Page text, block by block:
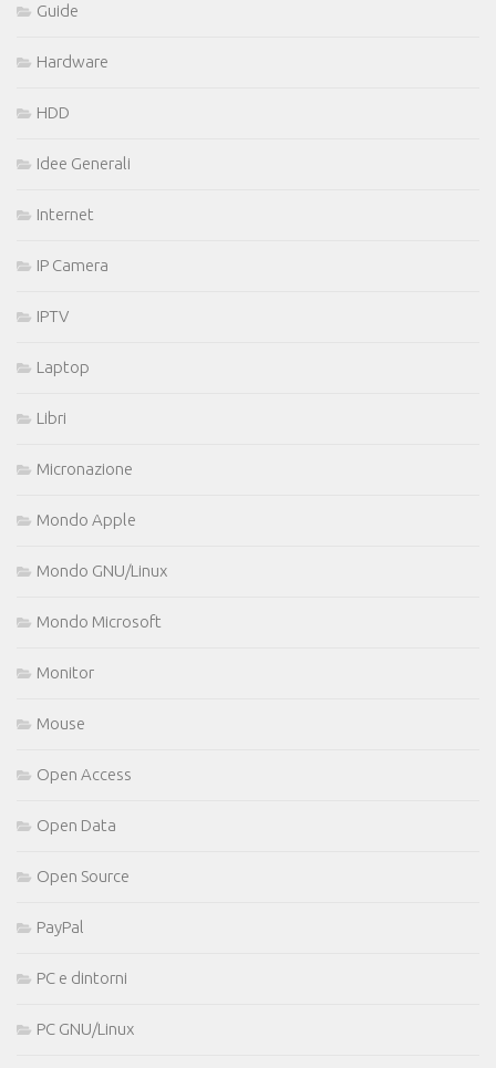
Guide
Hardware
HDD
Idee Generali
Internet
IP Camera
IPTV
Laptop
Libri
Micronazione
Mondo Apple
Mondo GNU/Linux
Mondo Microsoft
Monitor
Mouse
Open Access
Open Data
Open Source
PayPal
PC e dintorni
PC GNU/Linux